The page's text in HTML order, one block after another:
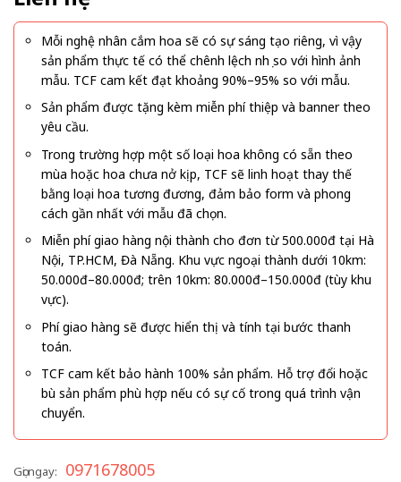
Mỗi nghệ nhân cắm hoa sẽ có sự sáng tạo riêng, vì vậy
sản phẩm thực tế có thể chênh lệch nhẹ so với hình ảnh
mẫu. TCF cam kết đạt khoảng 90%–95% so với mẫu.
Sản phẩm được tặng kèm miễn phí thiệp và banner theo
yêu cầu.
Trong trường hợp một số loại hoa không có sẵn theo
mùa hoặc hoa chưa nở kịp, TCF sẽ linh hoạt thay thế
bằng loại hoa tương đương, đảm bảo form và phong
cách gần nhất với mẫu đã chọn.
Miễn phí giao hàng nội thành cho đơn từ 500.000đ tại Hà
Nội, TP.HCM, Đà Nẵng. Khu vực ngoại thành dưới 10km:
50.000đ–80.000đ; trên 10km: 80.000đ–150.000đ (tùy khu
vực).
Phí giao hàng sẽ được hiển thị và tính tại bước thanh
toán.
TCF cam kết bảo hành 100% sản phẩm. Hỗ trợ đổi hoặc
bù sản phẩm phù hợp nếu có sự cố trong quá trình vận
chuyển.
Gọi ngay: 0971678005